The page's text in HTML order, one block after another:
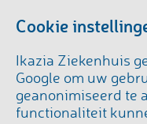
Cookie
Ikazia Ziekenhuis
Google om uw
geanonimiseerd te
functionaliteit